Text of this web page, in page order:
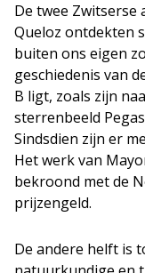
De twee
Queloz ontdekten
buiten ons eigen
geschiedenis van
B ligt, zoals zijn
sterrenbeeld
Sindsdien zijn er
Het werk van
bekroond met de
prijzengeld.
De andere helft is